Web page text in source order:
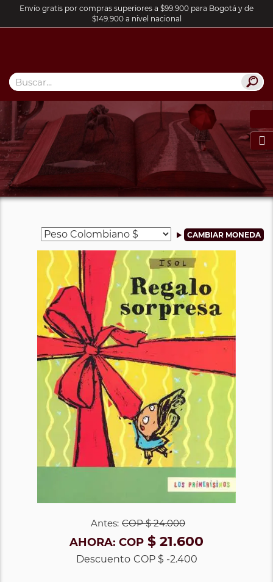
Envío gratis por compras superiores a $99.900 para Bogotá y de
$149.900 a nivel nacional

Antes: COP$ 24.000
AHORA: COP $ 21.600
Descuento COP $ -2.400